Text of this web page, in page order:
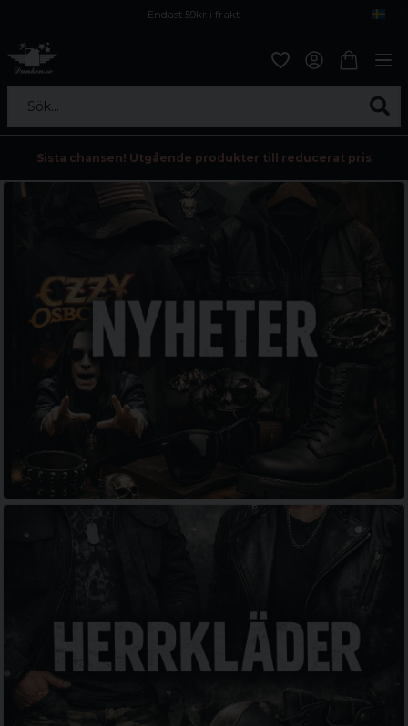
Endast 59kr i frakt
Sök...
Sista chansen! Utgående produkter till reducerat pris